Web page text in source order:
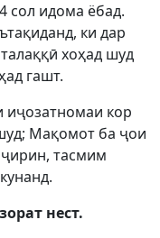
сол идома ёбад.
ки дар
хоҳад шуд
гашт.
иҷозатномаи кор
Мақомот ба ҷои
тасмим
нест.